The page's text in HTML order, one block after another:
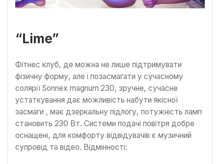
“Lime”
Фітнес клуб, де можна не лише підтримувати
фізичну форму, але і позасмагати у сучасному
солярії Sonnex magnum 230, зручне, сучасне
устаткування дає можливість набути якісної
засмаги , має дзеркальну підлогу, потужність ламп
становить 230 Вт. Системи подачі повітря добре
оснащені, для комфорту відвідувачів є музичний
супровід та відео. Відмінності: